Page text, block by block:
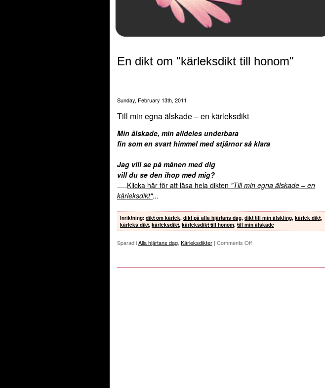
En dikt om "kärleksdikt till honom"
Sunday, February 13th, 2011
Till min egna älskade – en kärleksdikt
Min älskade, min alldeles underbara
fin som en svart himmel med stjärnor så klara
Jag vill se på månen med dig
vill du se den ihop med mig?
.....Klicka här för att läsa hela dikten "Till min egna älskade – en
kärleksdikt"...
Inriktning: dikt om kärlek, dikt på alla hjärtans dag, dikt till min älskling, kärlek dikt,
kärleks dikt, kärleksdikt, kärleksdikt till honom, till min älskade
Sparad iAlla hjärtans dag Kärleksdikter | Comments Off